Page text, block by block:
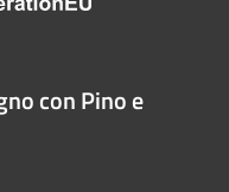
con Pino e